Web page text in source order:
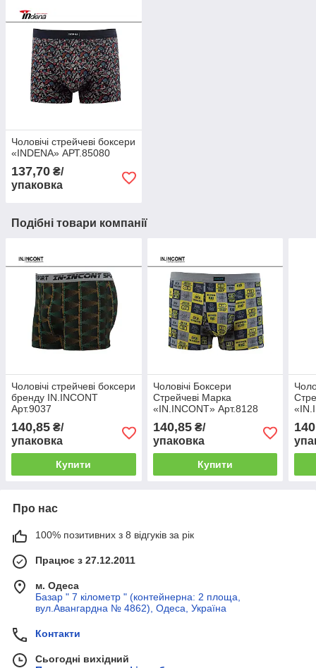
Чоловічі стрейчеві боксери
«INDENA» АРТ.85080
137,70 ₴/
упаковка
Подібні товари компанії
Чоловічі стрейчеві боксери
бренду IN.INCONT
Арт.9037
140,85 ₴/
упаковка
Купити
Чоловічі Боксери
Стрейчеві Марка
«IN.INCONT» Арт.8128
140,85₴/
упаковка
Купити
Про нас
100% позитивних з 8 відгуків за рік
Працює з 27.12.2011
м. Одеса
Базар " 7 кілометр " (контейнерна: 2 площа,
вул.Авангардна № 4862), Одеса, Україна
Контакти
Сьогодні вихідний